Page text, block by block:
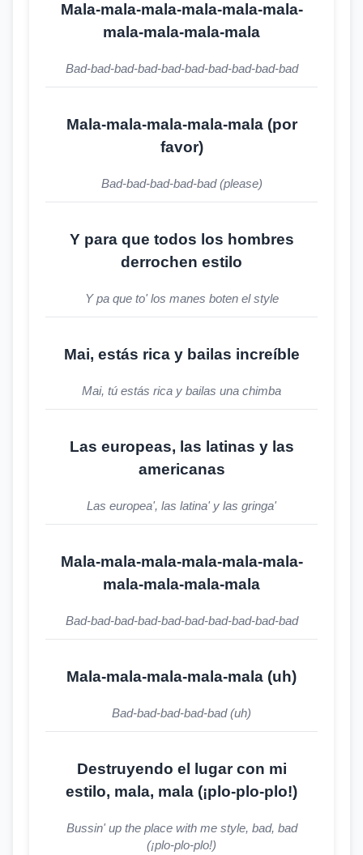
Mala-mala-mala-mala-mala-mala-
mala-mala-mala-mala
Bad-bad-bad-bad-bad-bad-bad-bad-bad-bad
Mala-mala-mala-mala-mala (por
favor)
Bad-bad-bad-bad-bad (please)
Y para que todos los hombres
derrochen estilo
Y pa que to' los manes boten el style
Mai, estás rica y bailas increíble
Mai, tú estás rica y bailas una chimba
Las europeas, las latinas y las
americanas
Las europea', las latina' y las gringa'
Mala-mala-mala-mala-mala-mala-
mala-mala-mala-mala
Bad-bad-bad-bad-bad-bad-bad-bad-bad-bad
Mala-mala-mala-mala-mala (uh)
Bad-bad-bad-bad-bad (uh)
Destruyendo el lugar con mi
estilo, mala, mala (¡plo-plo-plo!)
Bussin' up the place with me style, bad, bad
(¡plo-plo-plo!)